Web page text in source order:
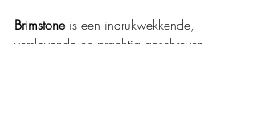
Brimstone is een indrukwekkende,
verslavende en prachtig geschreven